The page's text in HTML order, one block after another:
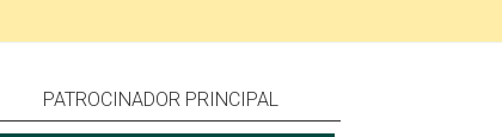
PATROCINADOR PRINCIPAL